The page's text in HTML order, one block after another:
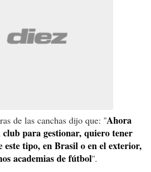
de las canchas dijo que: ''Ahora
club para gestionar, quiero tener
este tipo, en Brasil o en el exterior,
academias de fútbol''.